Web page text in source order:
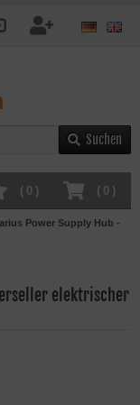
Suchen
( 0 )
( 0 )
Power Supply Hub -
elektrischer